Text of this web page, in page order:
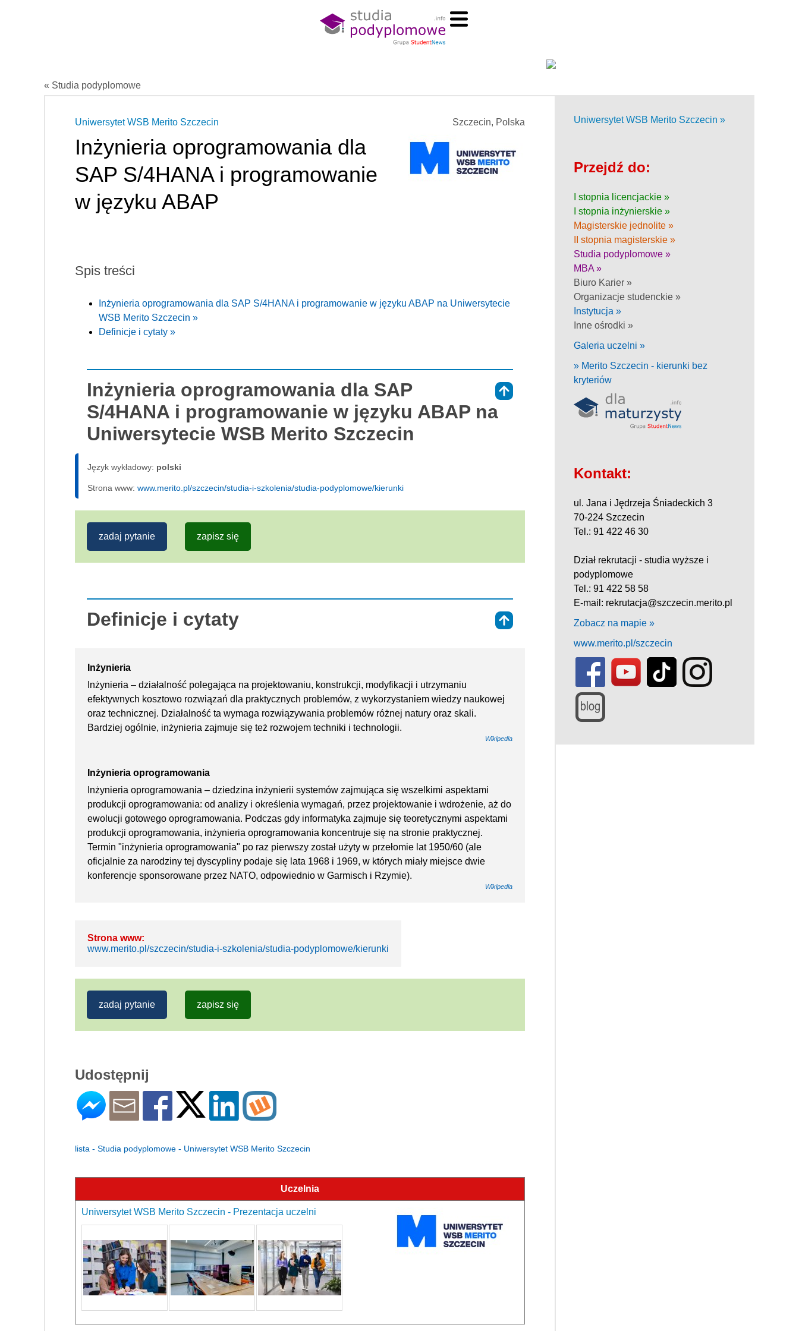
« Studia podyplomowe
Szczecin, Polska
Uniwersytet WSB Merito Szczecin
Inżynieria oprogramowania dla
SAP S/4HANA i programowanie
w języku ABAP
Spis treści
Inżynieria oprogramowania dla SAP S/4HANA i programowanie w języku ABAP na Uniwersytecie
WSB Merito Szczecin »
Definicje i cytaty »
Inżynieria oprogramowania dla SAP
S/4HANA i programowanie w języku ABAP na
Uniwersytecie WSB Merito Szczecin
Język wykładowy: polski
Strona www: www.merito.pl/szczecin/studia-i-szkolenia/studia-podyplomowe/kierunki
zadaj pytanie zapisz się
Definicje i cytaty
Inżynieria
Inżynieria – działalność polegająca na projektowaniu, konstrukcji, modyfikacji i utrzymaniu
efektywnych kosztowo rozwiązań dla praktycznych problemów, z wykorzystaniem wiedzy naukowej
oraz technicznej. Działalność ta wymaga rozwiązywania problemów różnej natury oraz skali.
Bardziej ogólnie, inżynieria zajmuje się też rozwojem techniki i technologii.
Wikipedia
Inżynieria oprogramowania
Inżynieria oprogramowania – dziedzina inżynierii systemów zajmująca się wszelkimi aspektami
produkcji oprogramowania: od analizy i określenia wymagań, przez projektowanie i wdrożenie, aż do
ewolucji gotowego oprogramowania. Podczas gdy informatyka zajmuje się teoretycznymi aspektami
produkcji oprogramowania, inżynieria oprogramowania koncentruje się na stronie praktycznej.
Termin "inżynieria oprogramowania" po raz pierwszy został użyty w przełomie lat 1950/60 (ale
oficjalnie za narodziny tej dyscypliny podaje się lata 1968 i 1969, w których miały miejsce dwie
konferencje sponsorowane przez NATO, odpowiednio w Garmisch i Rzymie).
Wikipedia
Strona www:
www.merito.pl/szczecin/studia-i-szkolenia/studia-podyplomowe/kierunki
zadaj pytanie zapisz się
Udostępnij
lista - Studia podyplomowe - Uniwersytet WSB Merito Szczecin
Uczelnia
Uniwersytet WSB Merito Szczecin - Prezentacja uczelni
Uniwersytet WSB Merito Szczecin »
Przejdź do:
I stopnia licencjackie »
I stopnia inżynierskie »
Magisterskie jednolite »
II stopnia magisterskie »
Studia podyplomowe »
MBA »
Biuro Karier »
Organizacje studenckie »
Instytucja »
Inne ośrodki »
Galeria uczelni »
» Merito Szczecin - kierunki bez
kryteriów
Kontakt:
ul. Jana i Jędrzeja Śniadeckich 3
70-224 Szczecin
Tel.: 91 422 46 30
Dział rekrutacji - studia wyższe i
podyplomowe
Tel.: 91 422 58 58
E-mail: rekrutacja@szczecin.merito.pl
Zobacz na mapie »
www.merito.pl/szczecin